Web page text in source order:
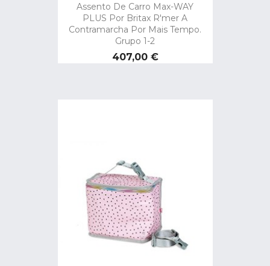
Assento De Carro Max-WAY
PLUS Por Britax R'mer A
Contramarcha Por Mais Tempo.
Grupo 1-2
Preço
407,00 €